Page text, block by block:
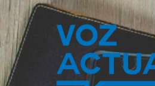
contenido